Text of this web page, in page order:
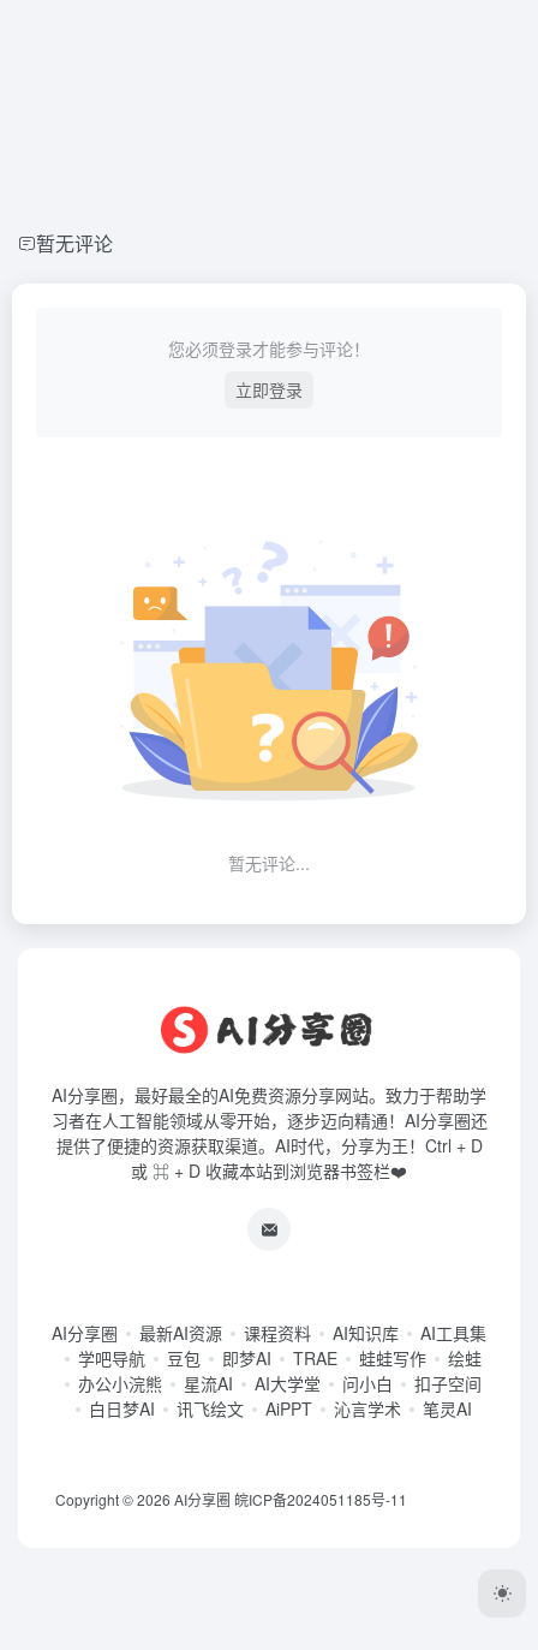
暂无评论
您必须登录才能参与评论！
立即登录
暂无评论...
AI分享圈，最好最全的AI免费资源分享网站。致力于帮助学
习者在人工智能领域从零开始，逐步迈向精通！AI分享圈还
提供了便捷的资源获取渠道。AI时代，分享为王！Ctrl + D
或 ⌘ + D 收藏本站到浏览器书签栏❤️
AI分享圈 最新AI资源 课程资料 AI知识库
AI工具集
学吧导航
豆包 即梦AI TRAE 蛙蛙写作
绘蛙
办公小浣熊
星流AI AI大学堂 问小白
扣子空间
白日梦AI
讯飞绘文 AiPPT 沁言学术 笔灵AI
Copyright © 2026 AI分享圈 皖ICP备2024051185号-11